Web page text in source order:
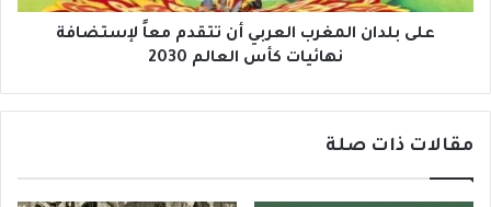
نهائيات
على بلدان المغرب العربي أن تتقدم معاً لإستضافة
نهائيات كأس العالم 2030
مقالات ذات صلة